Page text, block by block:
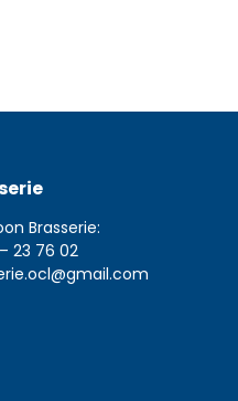
Brasserie:
23 76 02